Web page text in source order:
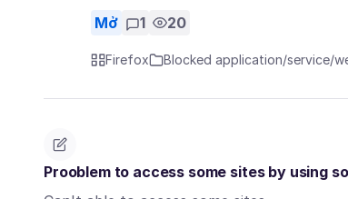
Mở 1 20
Firefox Blocked application/service/
Prooblem to access some sites by using